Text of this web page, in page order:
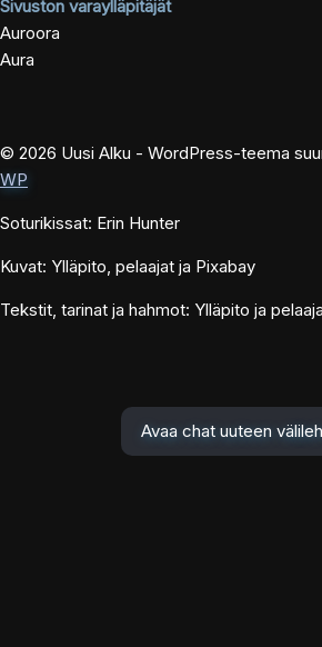
Sivuston varaylläpitäjät
Auroora
Aura
© 2026 Uusi Alku - WordPress-teema
WP
Soturikissat: Erin Hunter
Kuvat: Ylläpito, pelaajat ja Pixabay
Tekstit, tarinat ja hahmot: Ylläpito ja
Avaa chat uuteen